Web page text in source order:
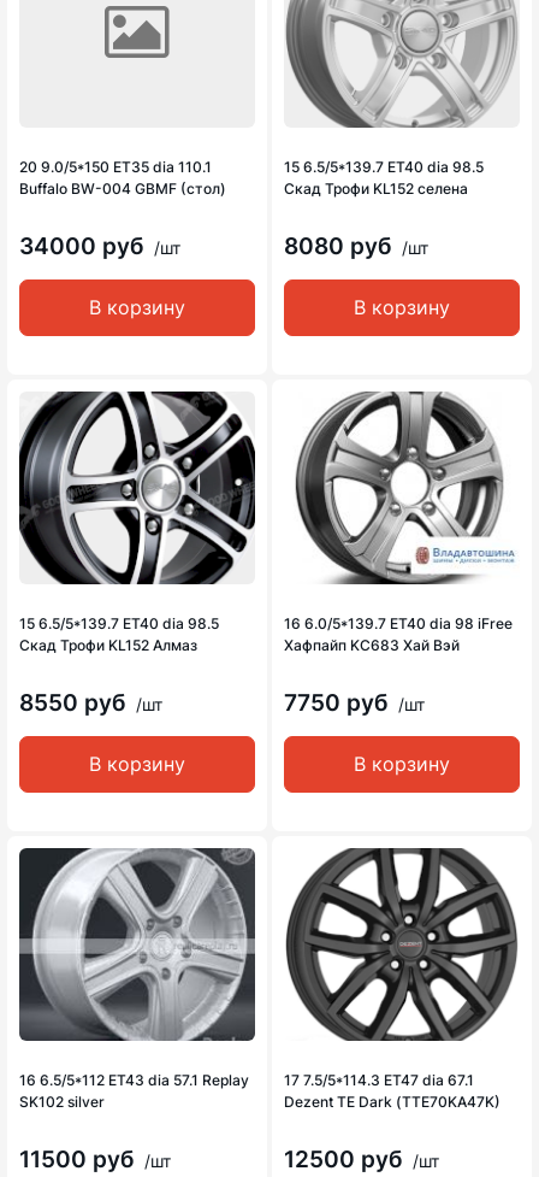
20 9.0/5*150 ET35 dia 110.1
Buffalo BW-004 GBMF (стол)
34000 руб /шт
В корзину
15 6.5/5*139.7 ET40 dia 98.5
Скад Трофи KL152 селена
8080 руб /шт
В корзину
15 6.5/5*139.7 ET40 dia 98.5
Скад Трофи KL152 Алмаз
8550 руб /шт
В корзину
16 6.0/5*139.7 ET40 dia 98 iFree
Хафпайп KC683 Хай Вэй
7750 руб /шт
В корзину
16 6.5/5*112 ET43 dia 57.1 Replay
SK102 silver
11500 руб /шт
17 7.5/5*114.3 ET47 dia 67.1
Dezent TE Dark (TTE70KA47K)
12500 руб /шт